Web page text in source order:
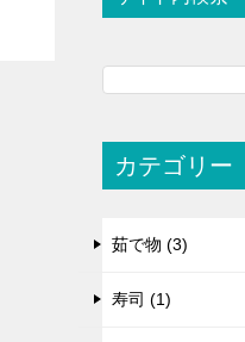
カテゴリー
茹で物 (3)
寿司 (1)